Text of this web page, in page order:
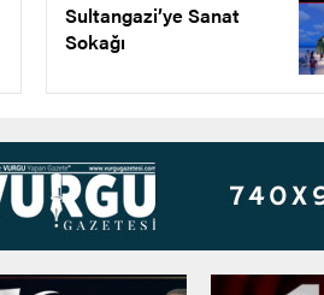
Sultangazi’ye Sanat
Sokağı